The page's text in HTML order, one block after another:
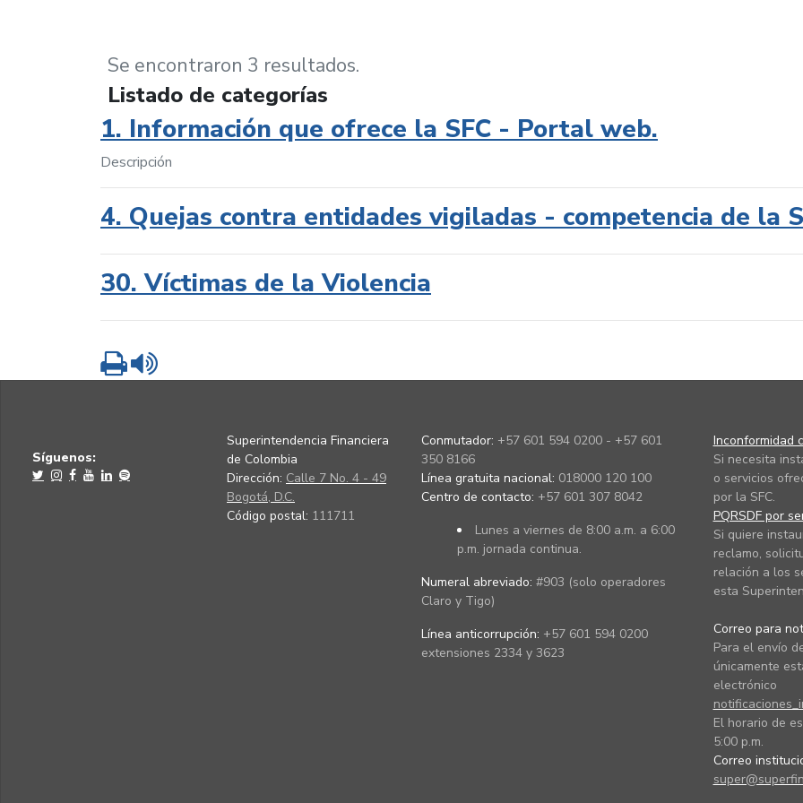
Se encontraron 3 resultados.
Listado de categorías
1. Información que ofrece la SFC - Portal web.
Descripción
4. Quejas contra entidades vigiladas - competencia de la
30. Víctimas de la Violencia
Imprimir
Síguenos:
Superintendencia Financiera
de Colombia
Dirección: Calle 7 No. 4 - 49
Bogotá, D.C.
Código postal: 111711
Conmutador: +57 601 594 0200 - +57 601
350 8166
Línea gratuita nacional: 018000 120 100
Centro de contacto: +57 601 307 8042
Lunes a viernes de 8:00 a.m. a 6:00
p.m. jornada continua.
Numeral abreviado: #903 (solo operadores
Claro y Tigo)
Línea anticorrupción: +57 601 594 0200
extensiones 2334 y 3623
Inconformidad
Si necesita
o servicios
por la SFC.
PQRSDF por
Si quiere
reclamo,
relación a los
esta
Correo para
Para el envío
únicamente
electrónico
El horario de
5:00 p.m.
Correo